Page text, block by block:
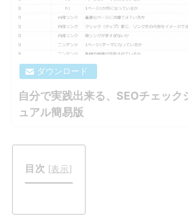
ダウンロード
自分で実践出来る、SEOチェック
ュアル簡易版
目次 [表示]